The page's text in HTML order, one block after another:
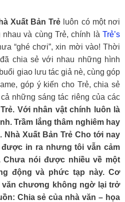
Xuất Bản Trẻ luôn có một nơi
và cùng Trẻ, chính là Trẻ’s
“ghé chơi”, xin mời vào! Thời
chia sẻ với nhau những hình
giao lưu tác giả nè, cùng góp
góp ý kiến cho Trẻ, chia sẻ
những sáng tác riêng của các
Với nhân vật chính luôn là
Trầm lắng thâm nghiêm hay
Nhà Xuất Bản Trẻ Cho tới nay
in ra nhưng tôi vẫn cảm
nói được nhiều về một
động và phức tạp này. Cơ
chương không ngờ lại trở
Chia sẻ của nhà văn – họa